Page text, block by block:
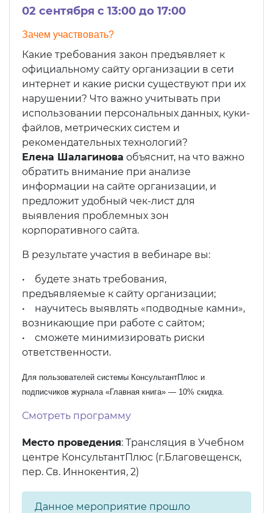
02 сентября c 13:00 до 17:00
Зачем участвовать?
Какие требования закон предъявляет к
официальному сайту организации в сети
интернет и какие риски существуют при их
нарушении? Что важно учитывать при
использовании персональных данных, куки-
файлов, метрических систем и
рекомендательных технологий?
Елена Шалагинова объяснит, на что важно
обратить внимание при анализе
информации на сайте организации, и
предложит удобный чек-лист для
выявления проблемных зон
корпоративного сайта.
В результате участия в вебинаре вы:
• будете знать требования,
предъявляемые к сайту организации;
• научитесь выявлять «подводные камни»,
возникающие при работе с сайтом;
• сможете минимизировать риски
ответственности.
Для пользователей системы КонсультантПлюс и
подписчиков журнала «Главная книга» — 10% скидка.
Смотреть программу
Место проведения: Трансляция в Учебном
центре КонсультантПлюс (г.Благовещенск,
пер. Св. Иннокентия, 2)
Данное мероприятие прошло